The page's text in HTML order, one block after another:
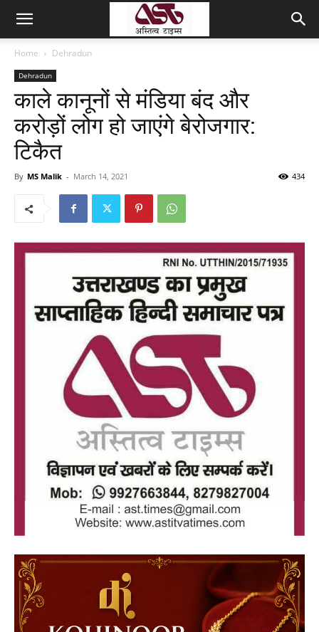
Home Dehradun
Dehradun
काले कानूनों से मंडिया बंद और
करोड़ों लोग हो जाएंगे बेरोजगार:
टिकैत
By MS Malik - March 14, 2021 434